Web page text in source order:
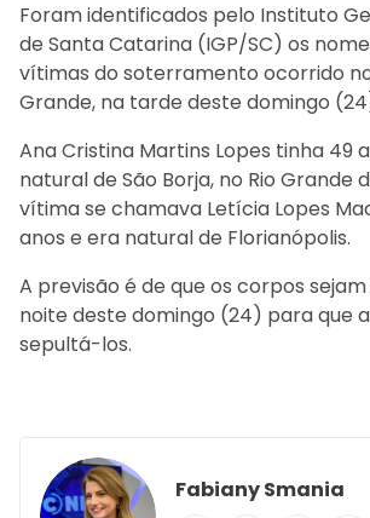
Foram identificados pelo Instituto
de Santa Catarina (IGP/SC) os
vítimas do soterramento ocorrido
Grande, na tarde deste domingo
Ana Cristina Martins Lopes tinha 49
natural de São Borja, no Rio Grande
vítima se chamava Letícia Lopes
anos e era natural de Florianópolis.
A previsão é de que os corpos
noite deste domingo (24) para que
sepultá-los.
Fabiany Smania